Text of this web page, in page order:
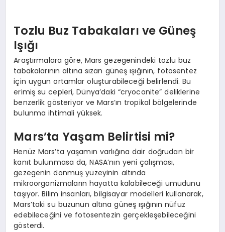
Tozlu Buz Tabakaları ve Güneş
Işığı
Araştırmalara göre, Mars gezegenindeki tozlu buz
tabakalarının altına sızan güneş ışığının, fotosentez
için uygun ortamlar oluşturabileceği belirlendi. Bu
erimiş su cepleri, Dünya’daki “cryoconite” deliklerine
benzerlik gösteriyor ve Mars’ın tropikal bölgelerinde
bulunma ihtimali yüksek.
Mars’ta Yaşam Belirtisi mi?
Henüz Mars’ta yaşamın varlığına dair doğrudan bir
kanıt bulunmasa da, NASA’nın yeni çalışması,
gezegenin donmuş yüzeyinin altında
mikroorganizmaların hayatta kalabileceği umudunu
taşıyor. Bilim insanları, bilgisayar modelleri kullanarak,
Mars’taki su buzunun altına güneş ışığının nüfuz
edebileceğini ve fotosentezin gerçekleşebileceğini
gösterdi.